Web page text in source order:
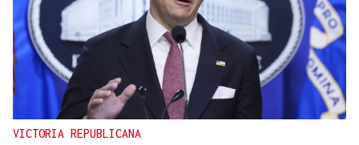
VICTORIA REPUBLICANA